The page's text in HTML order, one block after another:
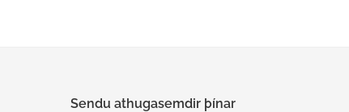
Sendu athugasemdir þínar